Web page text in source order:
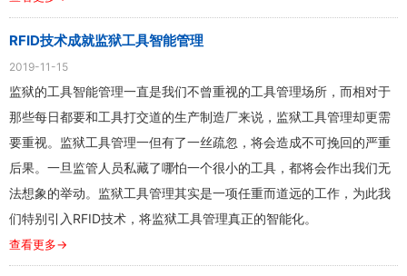
RFID技术成就监狱工具智能管理
2019-11-15
监狱的工具智能管理一直是我们不曾重视的工具管理场所，而相对于
那些每日都要和工具打交道的生产制造厂来说，监狱工具管理却更需
要重视。监狱工具管理一但有了一丝疏忽，将会造成不可挽回的严重
后果。一旦监管人员私藏了哪怕一个很小的工具，都将会作出我们无
法想象的举动。监狱工具管理其实是一项任重而道远的工作，为此我
们特别引入RFID技术，将监狱工具管理真正的智能化。
查看更多→